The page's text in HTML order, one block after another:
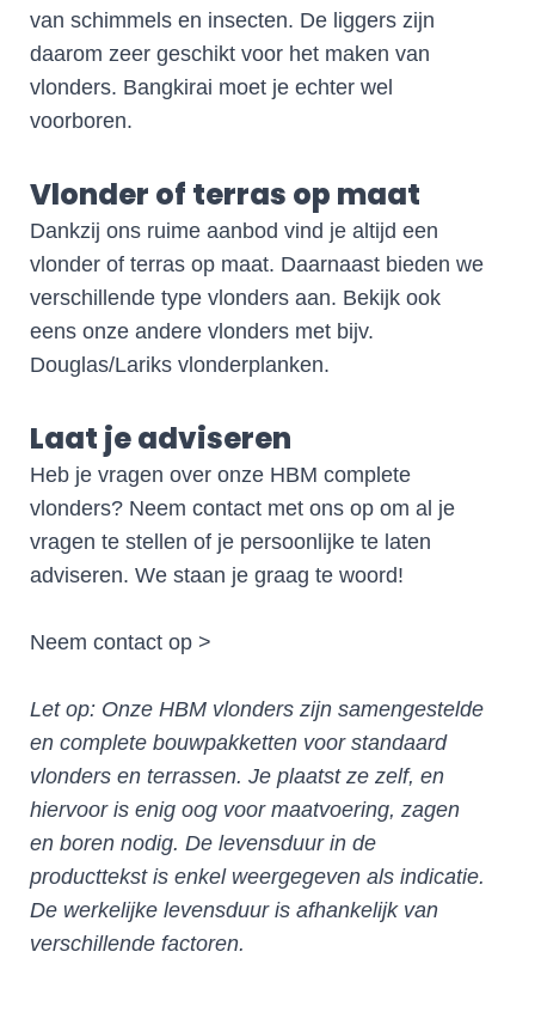
van schimmels en insecten. De liggers zijn
daarom zeer geschikt voor het maken van
vlonders. Bangkirai moet je echter wel
voorboren.
Vlonder of terras op maat
Dankzij ons ruime aanbod vind je altijd een
vlonder of terras op maat. Daarnaast bieden we
verschillende type vlonders aan. Bekijk ook
eens onze andere vlonders met bijv.
Douglas/Lariks vlonderplanken.
Laat je adviseren
Heb je vragen over onze HBM complete
vlonders? Neem contact met ons op om al je
vragen te stellen of je persoonlijke te laten
adviseren. We staan je graag te woord!
Neem contact op >
Let op: Onze HBM vlonders zijn samengestelde
en complete bouwpakketten voor standaard
vlonders en terrassen. Je plaatst ze zelf, en
hiervoor is enig oog voor maatvoering, zagen
en boren nodig. De levensduur in de
producttekst is enkel weergegeven als indicatie.
De werkelijke levensduur is afhankelijk van
verschillende factoren.